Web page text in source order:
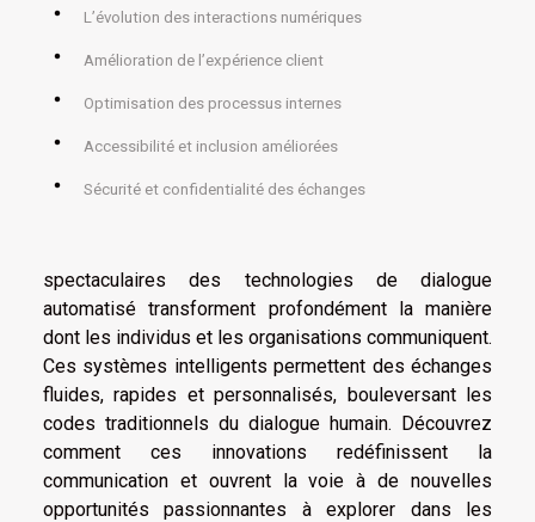
L’évolution des interactions numériques
Amélioration de l’expérience client
Optimisation des processus internes
Accessibilité et inclusion améliorées
Sécurité et confidentialité des échanges
spectaculaires des technologies de dialogue
automatisé transforment profondément la manière
dont les individus et les organisations communiquent.
Ces systèmes intelligents permettent des échanges
fluides, rapides et personnalisés, bouleversant les
codes traditionnels du dialogue humain. Découvrez
comment ces innovations redéfinissent la
communication et ouvrent la voie à de nouvelles
opportunités passionnantes à explorer dans les